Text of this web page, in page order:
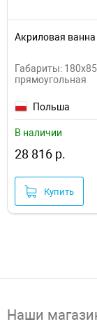
Акриловая ванна
Габариты:
прямоугольная
Польша
В наличии
28 816 р.
Купить
Наши